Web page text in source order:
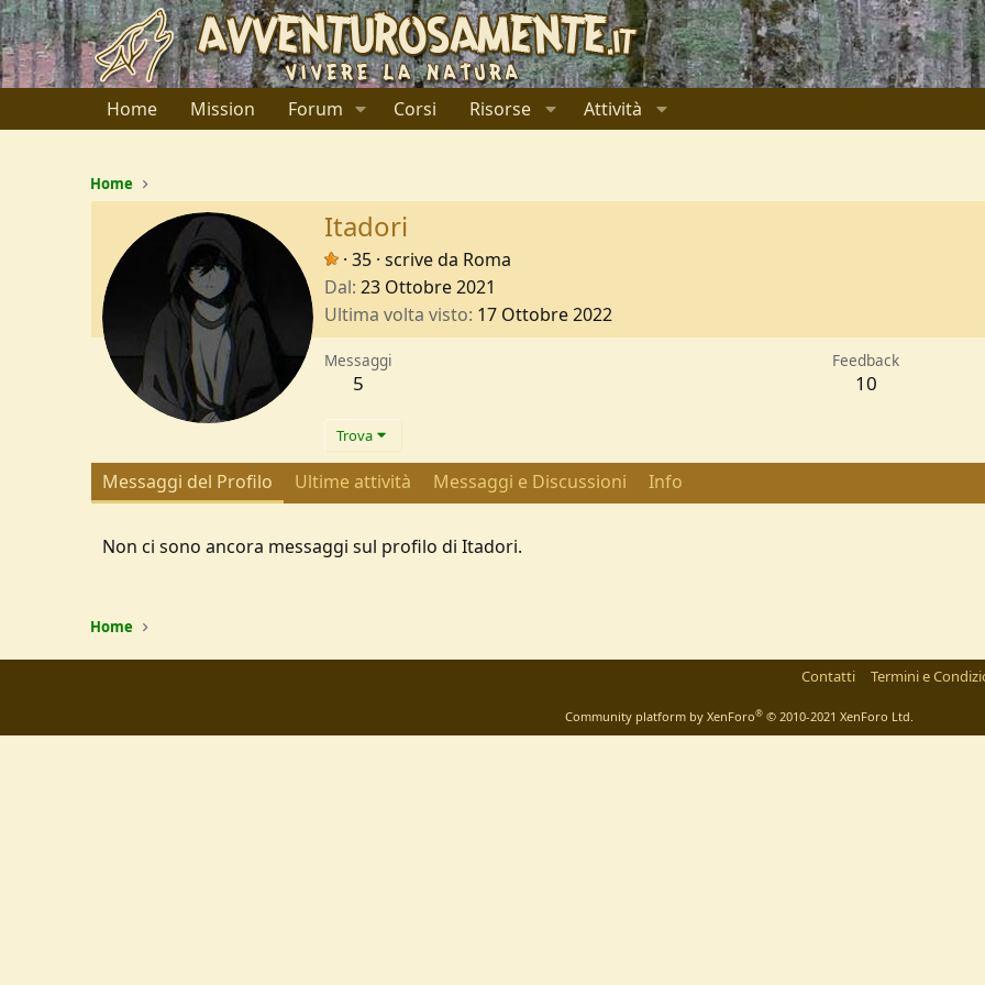
Home Mission Forum Corsi Risorse Attività
Home
Itadori
· 35 · scrive da Roma
Dal 23 Ottobre 2021
Ultima volta visto 17 Ottobre 2022
Messaggi
5
Feedback
10
Trova
Messaggi del Profilo Ultime attività Messaggi e Discussioni Info
Non ci sono ancora messaggi sul profilo di Itadori.
Home
Contatti Termini e
Community platform by XenForo® © 2010-2021 XenForo Ltd.